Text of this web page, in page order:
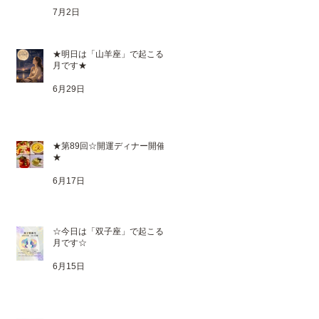
7月2日
★明日は「山羊座」で起こる満
月です★
6月29日
★第89回☆開運ディナー開催
★
6月17日
☆今日は「双子座」で起こる新
月です☆
6月15日